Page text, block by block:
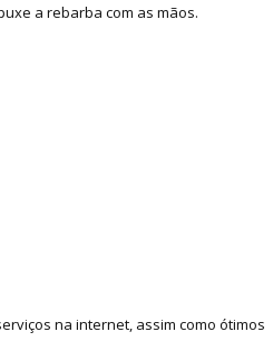
a rebarba com as mãos.
na internet, assim como ótimos